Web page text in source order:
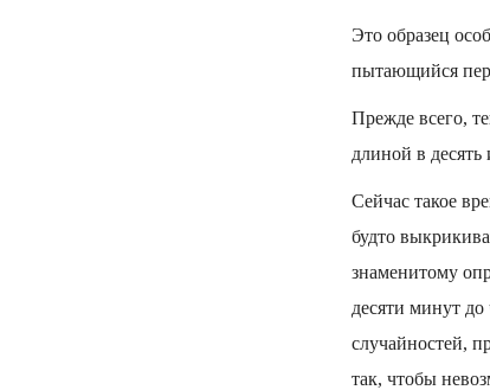
Это образец
пытающийся
Прежде всего,
длиной в
Сейчас такое
будто
знаменитому
десяти минут
случайностей,
так, чтобы